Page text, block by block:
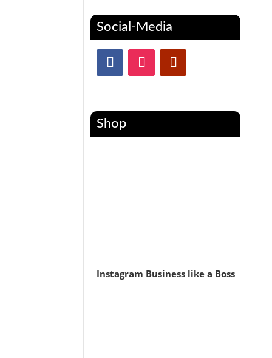
Social-Media
Shop
Instagram Business like a Boss